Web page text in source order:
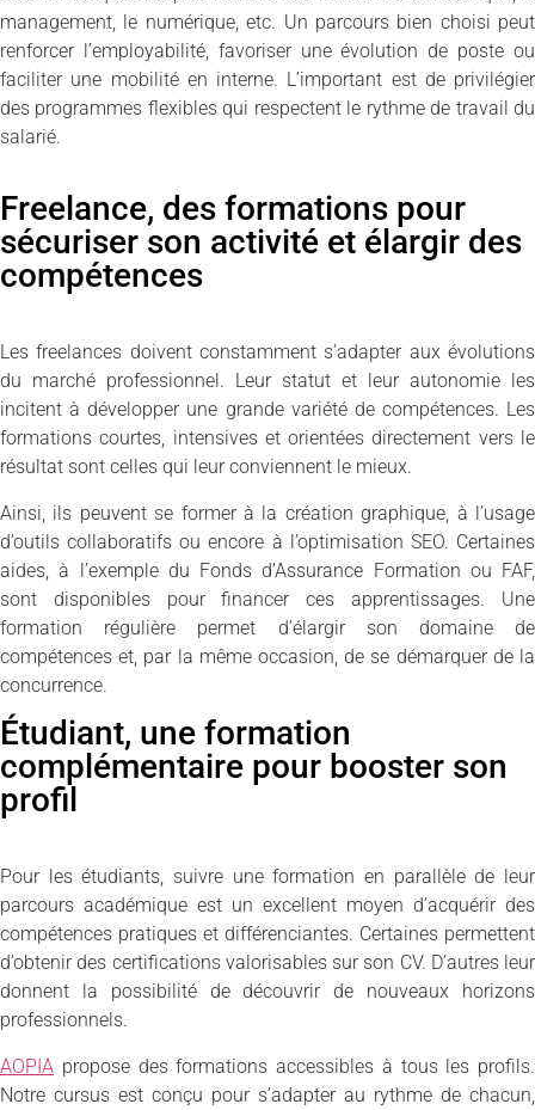
management, le numérique, etc. Un parcours bien choisi peut
renforcer l’employabilité, favoriser une évolution de poste ou
faciliter une mobilité en interne. L’important est de privilégier
des programmes flexibles qui respectent le rythme de travail du
salarié.
Freelance, des formations pour
sécuriser son activité et élargir des
compétences
Les freelances doivent constamment s’adapter aux évolutions
du marché professionnel. Leur statut et leur autonomie les
incitent à développer une grande variété de compétences. Les
formations courtes, intensives et orientées directement vers le
résultat sont celles qui leur conviennent le mieux.
Ainsi, ils peuvent se former à la création graphique, à l’usage
d’outils collaboratifs ou encore à l’optimisation SEO. Certaines
aides, à l’exemple du Fonds d’Assurance Formation ou FAF,
sont disponibles pour financer ces apprentissages. Une
formation régulière permet d’élargir son domaine de
compétences et, par la même occasion, de se démarquer de la
concurrence.
Étudiant, une formation
complémentaire pour booster son
profil
Pour les étudiants, suivre une formation en parallèle de leur
parcours académique est un excellent moyen d’acquérir des
compétences pratiques et différenciantes. Certaines permettent
d’obtenir des certifications valorisables sur son CV. D’autres leur
donnent la possibilité de découvrir de nouveaux horizons
professionnels.
AOPIA propose des formations accessibles à tous les profils.
Notre cursus est conçu pour s’adapter au rythme de chacun,